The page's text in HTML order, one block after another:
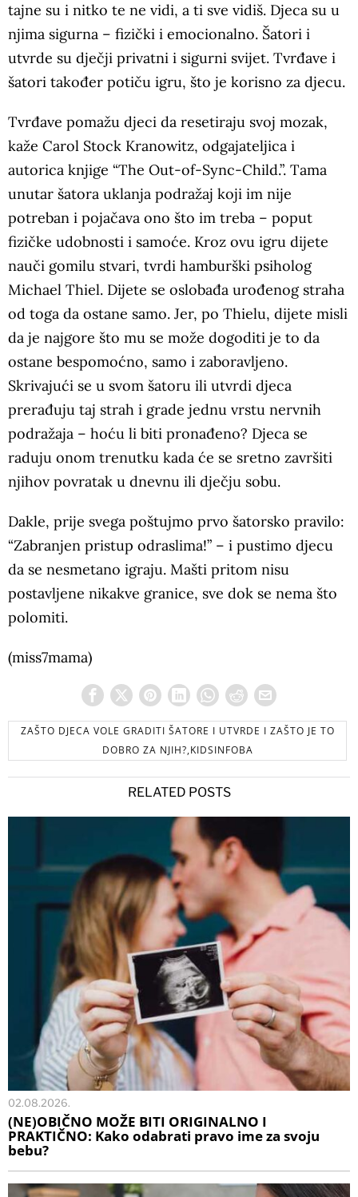
tajne su i nitko te ne vidi, a ti sve vidiš. Djeca su u
njima sigurna – fizički i emocionalno. Šatori i
utvrde su dječji privatni i sigurni svijet. Tvrđave i
šatori također potiču igru, što je korisno za djecu.
Tvrđave pomažu djeci da resetiraju svoj mozak,
kaže Carol Stock Kranowitz, odgajateljica i
autorica knjige “The Out-of-Sync-Child.”. Tama
unutar šatora uklanja podražaj koji im nije
potreban i pojačava ono što im treba – poput
fizičke udobnosti i samoće. Kroz ovu igru dijete
nauči gomilu stvari, tvrdi hamburški psiholog
Michael Thiel. Dijete se oslobađa urođenog straha
od toga da ostane samo. Jer, po Thielu, dijete misli
da je najgore što mu se može dogoditi je to da
ostane bespomoćno, samo i zaboravljeno.
Skrivajući se u svom šatoru ili utvrdi djeca
prerađuju taj strah i grade jednu vrstu nervnih
podražaja – hoću li biti pronađeno? Djeca se
raduju onom trenutku kada će se sretno završiti
njihov povratak u dnevnu ili dječju sobu.
Dakle, prije svega poštujmo prvo šatorsko pravilo:
“Zabranjen pristup odraslima!” – i pustimo djecu
da se nesmetano igraju. Mašti pritom nisu
postavljene nikakve granice, sve dok se nema što
polomiti.
(miss7mama)
ZAŠTO DJECA VOLE GRADITI ŠATORE I UTVRDE I ZAŠTO JE TO
DOBRO ZA NJIH?,KIDSINFOBA
RELATED POSTS
02.08.2026.
(NE)OBIČNO MOŽE BITI ORIGINALNO I
PRAKTIČNO: Kako odabrati pravo ime za svoju
bebu?